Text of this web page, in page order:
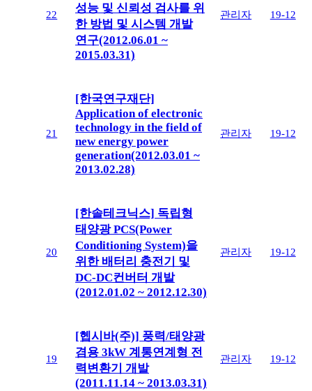
22
성능 및 신뢰성 검사를 위
한 방법 및 시스템 개발
연구(2012.06.01 ~
2015.03.31)
관리자 19-12
21
[한국연구재단]
Application of electronic
technology in the field of
new energy power
generation(2012.03.01 ~
2013.02.28)
관리자 19-12
20
[한솔테크닉스] 독립형
태양광 PCS(Power
Conditioning System)을
위한 배터리 충전기 및
DC-DC컨버터 개발
(2012.01.02 ~ 2012.12.30)
관리자 19-12
19
[헵시바(주)] 풍력/태양광
겸용 3kW 계통연계형 전
력변환기 개발
(2011.11.14 ~ 2013.03.31)
관리자 19-12